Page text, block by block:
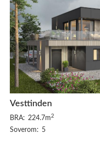
Vesttinden
BRA: 224.7m 2
Soverom: 5